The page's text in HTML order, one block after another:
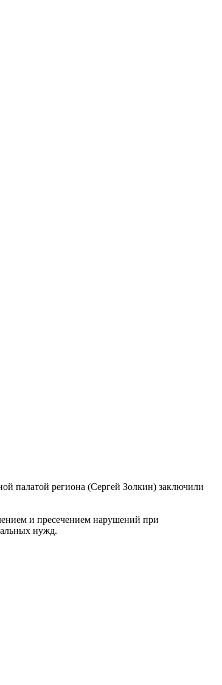
палатой региона (Сергей Золкин) заключили
и пресечением нарушений при
нужд.